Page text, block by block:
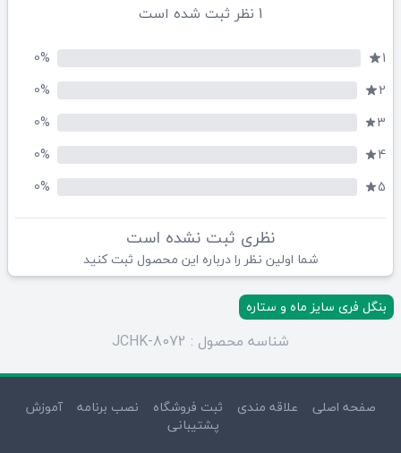
1
0%
2
0%
3
0%
4
0%
5
0%
1 نظر ثبت شده است
نظری ثبت نشده است
شما اولین نظر را درباره این محصول ثبت کنید
بنگل فری سایز ماه و ستاره
شناسه محصول : JCHK-8072
صفحه اصلی علاقه مندی ثبت فروشگاه نصب برنامه
آموزش
پشتیبانی